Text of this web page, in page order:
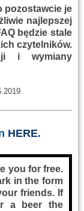
pozostawcie je
najlepszej
będzie stale
czytelników.
i wymiany
HERE.
you for free.
in the form
friends. If
a beer the